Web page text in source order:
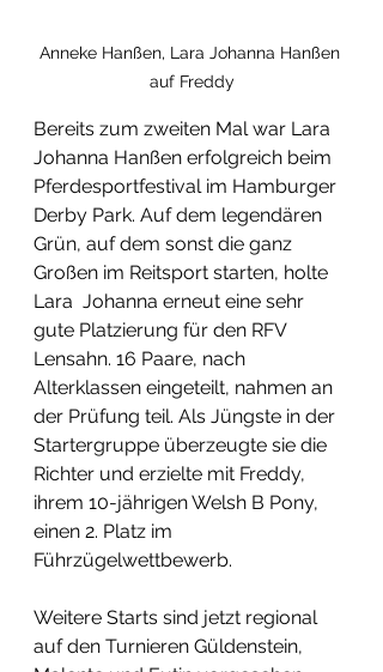
Anneke Hanßen, Lara Johanna Hanßen
auf Freddy
Bereits zum zweiten Mal war Lara
Johanna Hanßen erfolgreich beim
Pferdesportfestival im Hamburger
Derby Park. Auf dem legendären
Grün, auf dem sonst die ganz
Großen im Reitsport starten, holte
Lara  Johanna erneut eine sehr
gute Platzierung für den RFV
Lensahn. 16 Paare, nach
Alterklassen eingeteilt, nahmen an
der Prüfung teil. Als Jüngste in der
Startergruppe überzeugte sie die
Richter und erzielte mit Freddy,
ihrem 10-jährigen Welsh B Pony,
einen 2. Platz im
Führzügelwettbewerb.
Weitere Starts sind jetzt regional
auf den Turnieren Güldenstein,